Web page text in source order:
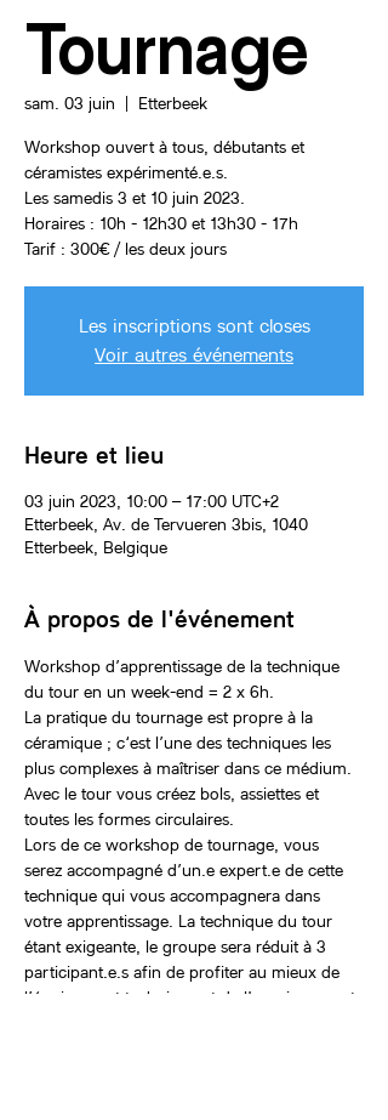
Tournage
sam. 03 juin Etterbeek
Workshop ouvert à tous, débutants et
céramistes expérimenté.e.s.
Les samedis 3 et 10 juin 2023.
Horaires : 10h - 12h30 et 13h30 - 17h
Tarif : 300€ / les deux jours
Les inscriptions sont closes
Voir autres événements
Heure et lieu
03 juin 2023, 10:00 – 17:00 UTC+2
Etterbeek, Av. de Tervueren 3bis, 1040
Etterbeek, Belgique
À propos de l'événement
Workshop d’apprentissage de la technique
du tour en un week-end = 2 x 6h.
La pratique du tournage est propre à la
céramique ; c‘est l’une des techniques les
plus complexes à maîtriser dans ce médium.
Avec le tour vous créez bols, assiettes et
toutes les formes circulaires.
Lors de ce workshop de tournage, vous
serez accompagné d’un.e expert.e de cette
technique qui vous accompagnera dans
votre apprentissage. La technique du tour
étant exigeante, le groupe sera réduit à 3
participant.e.s afin de profiter au mieux de
l’équipement technique et de l'enseignement.